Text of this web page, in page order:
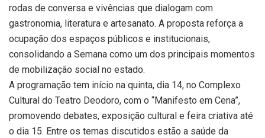
rodas de conversa e vivências que dialogam com
gastronomia, literatura e artesanato. A proposta reforça a
ocupação dos espaços públicos e institucionais,
consolidando a Semana como um dos principais momentos
de mobilização social no estado.
A programação tem início na quinta, dia 14, no Complexo
Cultural do Teatro Deodoro, com o “Manifesto em Cena”,
promovendo debates, exposição cultural e feira criativa até
o dia 15. Entre os temas discutidos estão a saúde da